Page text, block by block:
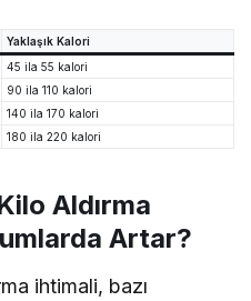
Yaklaşık Kalori
45 ila 55 kalori
90 ila 110 kalori
140 ila 170 kalori
180 ila 220 kalori
Aldırma
Artar?
ihtimali, bazı